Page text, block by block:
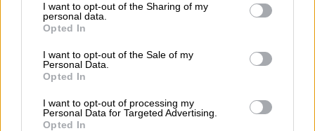
I want to opt-out of the Sharing of my
personal data.
Opted In
I want to opt-out of the Sale of my
Personal Data.
Opted In
I want to opt-out of processing my
Personal Data for Targeted Advertising.
Opted In
Schraml – Die Steinwald-Brennerei
(0)